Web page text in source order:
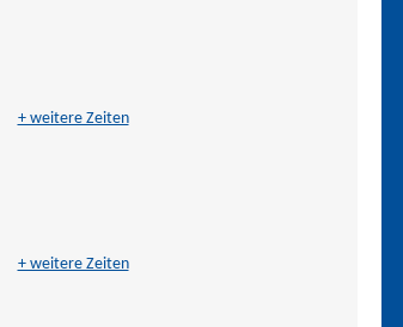
+ weitere Zeiten
+ weitere Zeiten